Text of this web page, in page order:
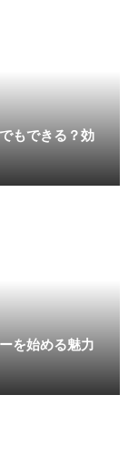
もできる？効
を始める魅力